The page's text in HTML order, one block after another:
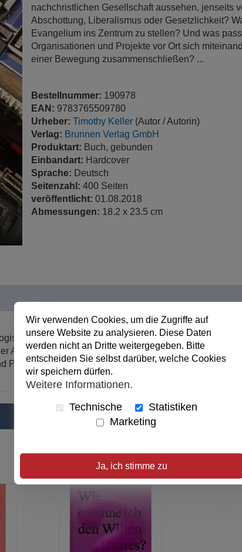
nachchristlichen Gesellschaft aussehen, jenseits
Abschottung, Liberalismus oder Gesetzlichkeit?
Evangelium ins Zentrum zu stellen? Und was
Organisationen und Projekte vor Ort sich
einer Bewegung zusammenschließen? ...
Bestellnummer: 190978
EAN: 9783765509780
Urheber: Timothy Keller (Autor / Autorin)
Verlag: Brunnen Verlag GmbH
Produktart: Buch, gebunden
Einbandart: Hardcover
Sprache: Deutsch
Seitenzahl: 400 Seiten
veröffentlicht: 01.08.2018
Abmessungen: 18.2 x 23.5 cm
Vision für Gemeinde im 21. Jahrhundert: Wie
Abschottung, Liberalismus oder Gesetzlichkeit? Was
Projekte vor Ort sich miteinander vernetzen und zu
Wir verwenden Cookies, um die Zugriffe auf
unsere Website zu analysieren. Diese Daten
werden nicht an Dritte weitergegeben. Bitte
entscheiden Sie selbst darüber, welche Cookies
wir speichern dürfen.
Weitere Informationen.
Technische
Statistiken
Marketing
Ja, ich stimme zu